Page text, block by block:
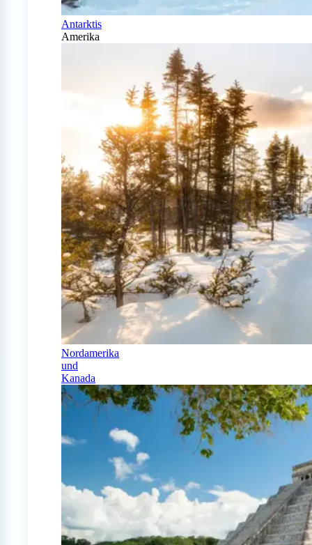
Antarktis
Amerika
Nordamerika
und
Kanada